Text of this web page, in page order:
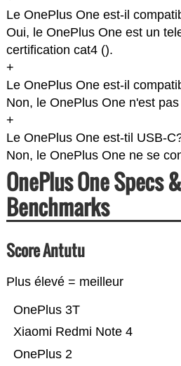
Le OnePlus One est-il
Oui, le OnePlus One est un
certification cat4 ().
+
Le OnePlus One est-il
Non, le OnePlus One n'est
+
Le OnePlus One est-til USB-
Non, le OnePlus One ne se
OnePlus One Specs
Benchmarks
Score Antutu
Plus élevé = meilleur
OnePlus 2
Xiaomi Redmi Note 4
OnePlus 3T